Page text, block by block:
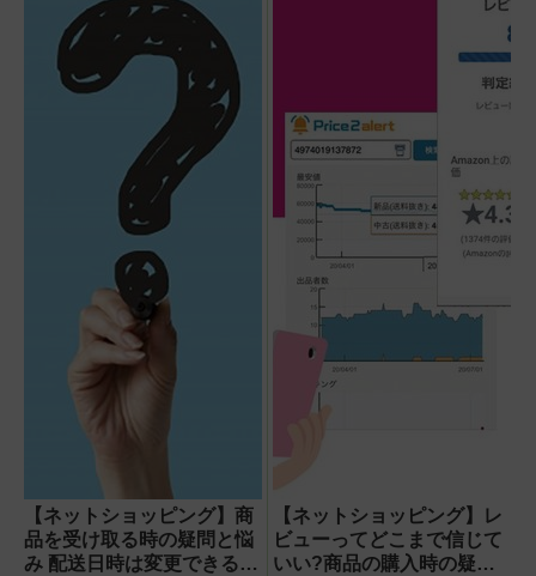
【ネットショッピング】商
品を受け取る時の疑問と悩
み 配送日時は変更できる?
【ネットショッピング】レ
ビューってどこまで信じて
いい?商品の購入時の疑問